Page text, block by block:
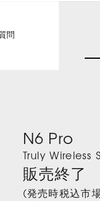
問
N6 Pro
Truly Wireless
販売終了
(発売時税込市